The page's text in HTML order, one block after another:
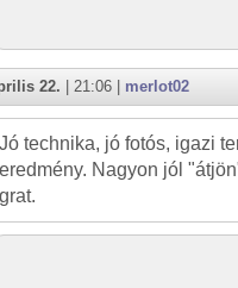
22. | 21:06 | merlot02
Jó technika, jó fotós, igazi
eredmény. Nagyon jól
grat.